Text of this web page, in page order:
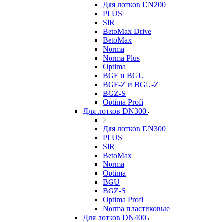
Для лотков DN200
PLUS
SIR
BetoMax Drive
BetoMax
Norma
Norma Plus
Optima
BGF и BGU
BGF-Z и BGU-Z
BGZ-S
Optima Profi
Для лотков DN300
Для лотков DN300
PLUS
SIR
BetoMax
Norma
Optima
BGU
BGZ-S
Optima Profi
Norma пластиковые
Для лотков DN400